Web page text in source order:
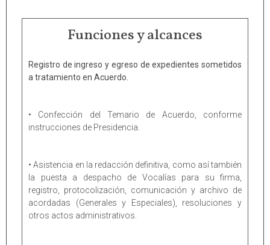
Funciones y alcances
Registro de ingreso y egreso de expedientes sometidos
a tratamiento en Acuerdo.
• Confección del Temario de Acuerdo, conforme
instrucciones de Presidencia.
• Asistencia en la redacción definitiva, como así también
la puesta a despacho de Vocalías para su firma,
registro, protocolización, comunicación y archivo de
acordadas (Generales y Especiales), resoluciones y
otros actos administrativos.